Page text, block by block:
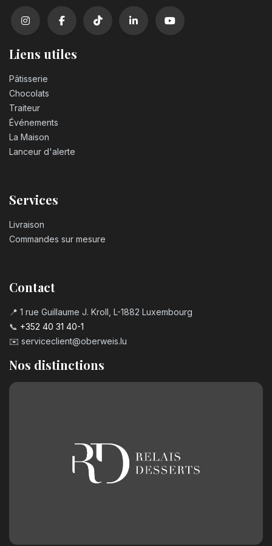
Liens utiles
Pâtisserie
Chocolats
Traiteur
Événements
La Maison
Lanceur d'alerte
Services
Livraison
Commandes sur mesure
Contact
📍 1 rue Guillaume J. Kroll, L-1882 Luxembourg
📞 +352 40 31 40-1
✉️ serviceclient@oberweis.lu
Nos distinctions